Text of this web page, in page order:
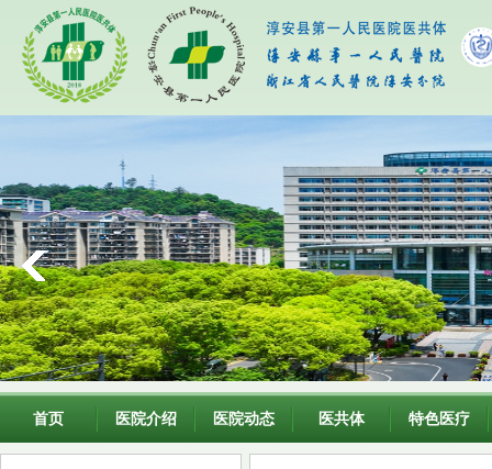
首页 医院介绍 医院动态 医共体 特色医疗